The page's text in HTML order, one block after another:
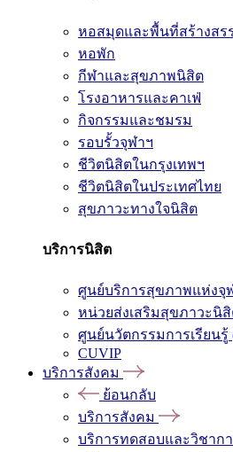
หอสมุดและพื้นที่สร้างสร
หอพัก
กีฬาและสุขภาพนิสิต
โรงอาหารและคาเฟ่
กิจกรรมและชมรม
รอบรั้วจุฬาฯ
ชีวิตนิสิตในกรุงเทพฯ
ชีวิตนิสิตในประเทศไทย
สุขภาวะทางใจนิสิต
บริการนิสิต
ศูนย์บริการสุขภาพแห่งจุ
หน่วยส่งเสริมสุขภาวะนิ
ศูนย์นวัตกรรมการเรียนรู้
CUVIP
บริการสังคม
ย้อนกลับ
บริการสังคม
บริการทดสอบและวิชาก